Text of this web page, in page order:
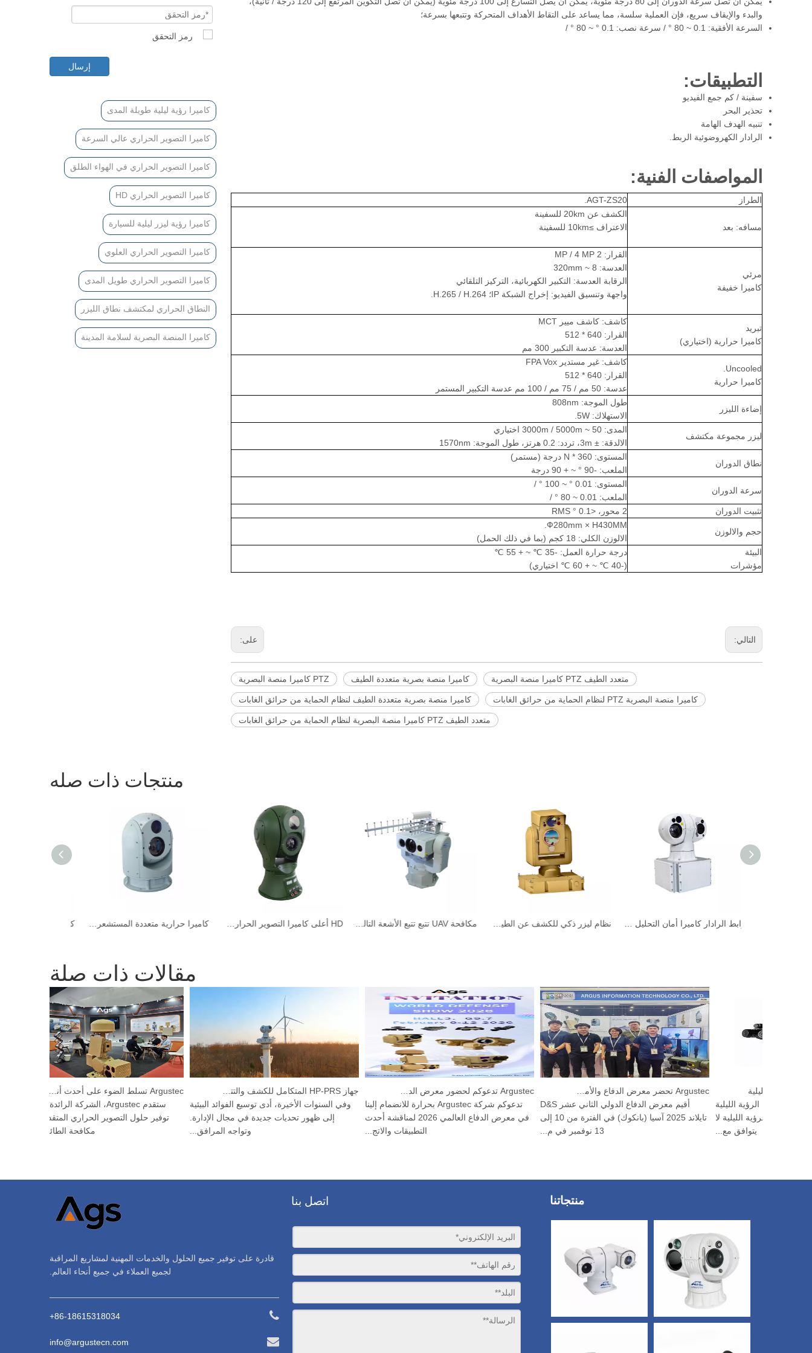
اتصل بنا
البريد الإلكتروني
*رقم الهاتف
إرسال
كاميرا رؤية ليلية طويلة المدى
كاميرا التصوير الحراري عالي السرعة
كاميرا التصوير الحراري في الهواء الطلق
كاميرا التصوير الحراري HD
كاميرا رؤية ليزر ليلية للسيارة
كاميرا التصوير الحراري العلوي
كاميرا التصوير الحراري طويل المدى
النطاق الحراري لمكتشف نطاق الليزر
كاميرا المنصة البصرية لسلامة المدينة
والبدء والإيقاف سريع، فإن العملية سلسة، مما يساعد على التقاط الأهداف المتحركة وتتبعها بسرعة؛
السرعة الأفقية: 0.1 ~ 80 ° / سرعة نصب: 0.1 ° ~ 80 ° /
التطبيقات:
سفينة / كم جمع الفيديو
تحذير البحر
تنبيه الهدف الهامة
الرادار الكهروضوئية الربط.
المواصفات الفنية:
الطراز AGT-ZS20.
مسافه: بعد
الكشف عن 20km للسفينة
الاعتراف ≥10km للسفينة
مرئي
كاميرا خفيفة
القرار: 2 MP / 4 MP
العدسة: 8 ~ 320mm
الرقابة العدسة: التكبير الكهربائية، التركيز التلقائي
واجهة وتنسيق الفيديو: إخراج الشبكة IP؛ H.265 / H.264.
تبريد
كاميرا حرارية (اختياري)
كاشف: كاشف ميير MCT
القرار: 640 * 512
العدسة: عدسة التكبير 300 مم
Uncooled.
كاميرا حرارية
كاشف: غير مستدير FPA Vox
القرار: 640 * 512
عدسة: 50 مم / 75 مم / 100 مم عدسة التكبير المستمر
إضاءة الليزر
طول الموجة: 808nm
الاستهلاك: 5W.
ليزر مجموعة مكتشف
المدى: 50 ~ 3000m / 5000m اختياري
الالدقة: ± 3m، تردد: 0.2 هرتز، طول الموجة: 1570nm
نطاق الدوران
المستوى: N * 360 درجة (مستمر)
الملعب: -90 ° ~ + 90 درجة
سرعة الدوران
المستوى: 0.01 ° ~ 100 ° /
الملعب: 0.01 ~ 80 ° /
تثبيت الدوران
2 محور، <0.1 ° RMS
حجم والالوزن
Ф280mm × H430MM.
الالوزن الكلي: 18 كجم (بما في ذلك الحمل)
البيئة
مؤشرات
درجة حرارة العمل: -35 ℃ ~ + 55 ℃
(-40 ℃ ~ + 60 ℃ اختياري)
على: التالي:
PTZ كاميرا منصة البصرية كاميرا منصة بصرية متعددة الطيف متعدد الطيف PTZ كاميرا منصة البصرية
كاميرا منصة بصرية متعددة الطيف لنظام الحماية من حرائق الغابات كاميرا منصة البصرية PTZ لنظام الحماية من حرائق الغابات
متعدد الطيف PTZ كاميرا منصة البصرية لنظام الحماية من حرائق الغابات
منتجات ذات صله
مقالات ذات صلة
ستقدم Argustec، الشركة الرائدة في مجال
توفير حلول التصوير الحراري المتقدم وأنظمة
مكافحة الطائرات بدو...
وفي السنوات الأخيرة، أدى توسيع الفوائد البيئية
إلى ظهور تحديات جديدة في مجال الإدارة.
وتواجه المرافق...
تدعوكم شركة Argustec بحرارة للانضمام إلينا
في معرض الدفاع العالمي 2026 لمناقشة أحدث
التطبيقات والاتج...
أقيم معرض الدفاع الدولي الثاني عشر D&S
تايلاند 2025 آسيا (بانكوك) في الفترة من 10 إلى
13 نوفمبر في م...
الرؤية الليلية
مع كاميرات الرؤية الليلية
لارتداء كاميرا الرؤية الليلية لا
يتوافق مع...
قادرة على توفير جميع الحلول والخدمات المهنية لمشاريع المراقبة
لجميع العملاء في جميع أنحاء العالم.
info@argustecn.com
اتصل بنا منتجاتنا